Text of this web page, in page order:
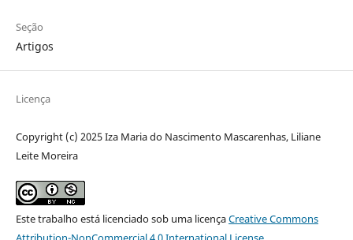
Seção
Artigos
Licença
Copyright (c) 2025 Iza Maria do Nascimento Mascarenhas, Liliane
Leite Moreira
Este trabalho está licenciado sob uma licençaCreative Commons